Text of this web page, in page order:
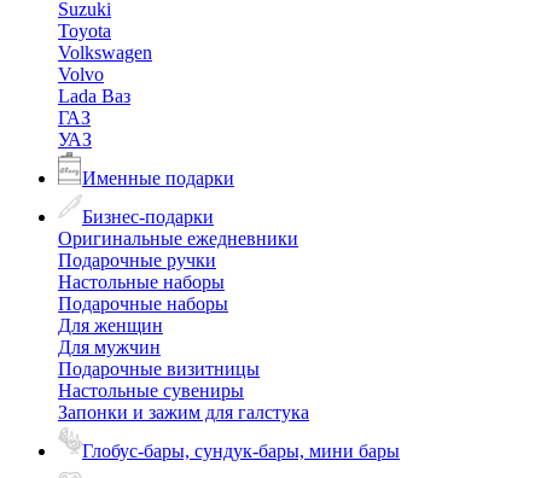
Suzuki
Toyota
Volkswagen
Volvo
Lada Ваз
ГАЗ
УАЗ
Именные подарки
Бизнес-подарки
Оригинальные ежедневники
Подарочные ручки
Настольные наборы
Подарочные наборы
Для женщин
Для мужчин
Подарочные визитницы
Настольные сувениры
Запонки и зажим для галстука
Глобус-бары, сундук-бары, мини бары